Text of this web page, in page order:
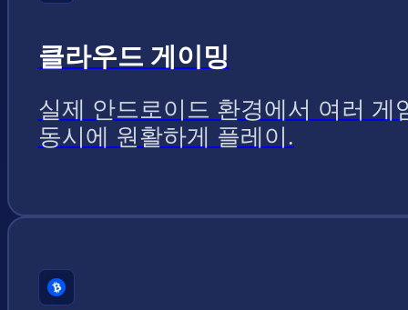
클라우드 게이밍
실제 안드로이드 환경에서 여러 게
동시에 원활하게 플레이.